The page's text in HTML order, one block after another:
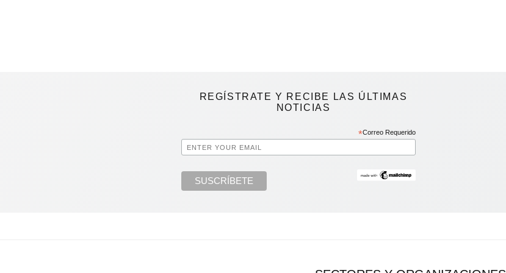
REGÍSTRATE Y RECIBE LAS ÚLTIMAS
NOTICIAS
*Correo Requerido